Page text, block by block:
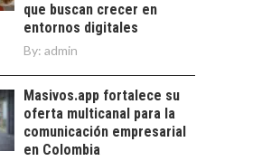
OPORTUNIDADES
PARA EL
DESARROLLO LOCAL
Atacama: Motor
Estratégico para el
Desarrollo Turístico…
que buscan crecer en
entornos digitales
By: admin
Masivos.app fortalece su
oferta multicanal para la
comunicación empresarial
en Colombia